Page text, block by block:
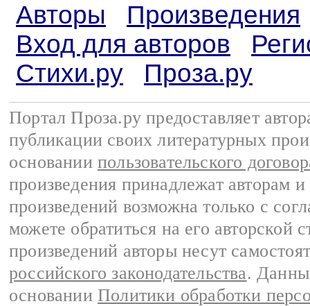
Авторы
Произведения
Вход для авторов
Стихи.ру
Проза.ру
Портал Проза.ру предоставляет
публикации своих литературных
основании пользовательского
произведения принадлежат авторам
произведений возможна только с
можете обратиться на его авторской
произведений авторы несут
российского законодательства.
основании Политики обработки